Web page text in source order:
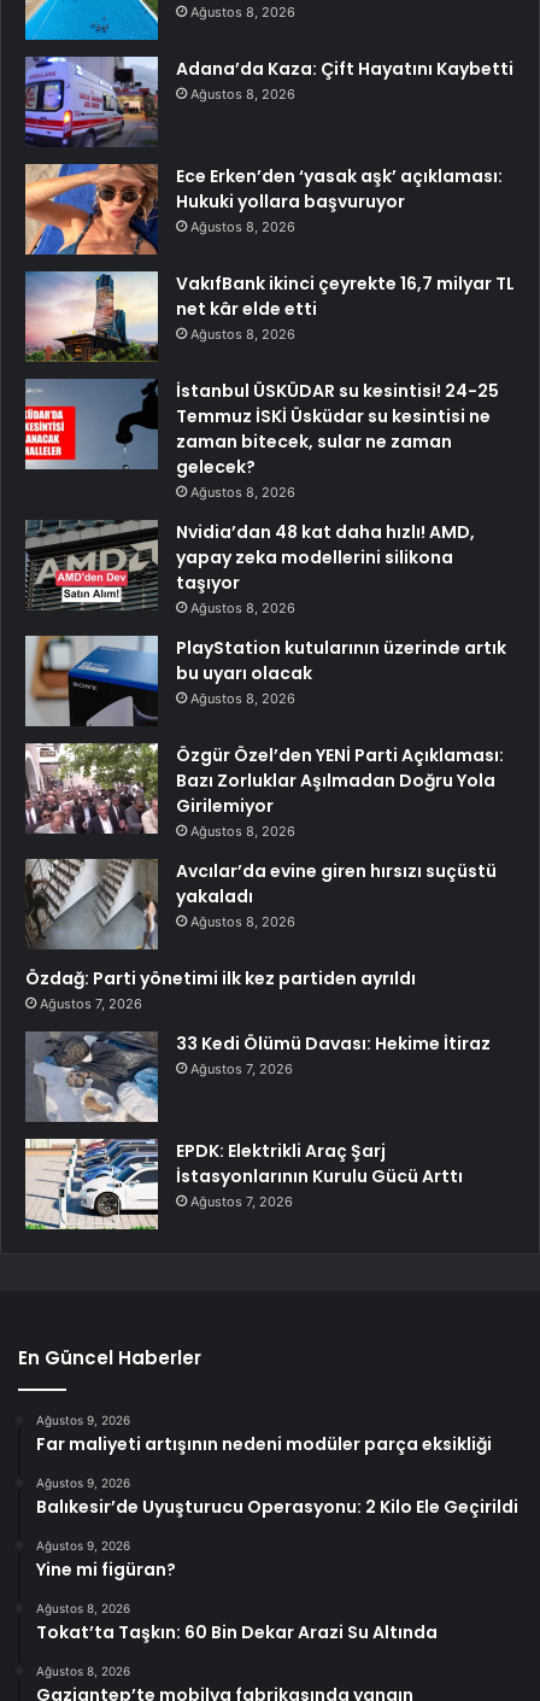
Ağustos 8, 2026
Adana’da Kaza: Çift Hayatını Kaybetti
Ağustos 8, 2026
Ece Erken’den ‘yasak aşk’ açıklaması:
Hukuki yollara başvuruyor
Ağustos 8, 2026
VakıfBank ikinci çeyrekte 16,7 milyar TL
net kâr elde etti
Ağustos 8, 2026
İstanbul ÜSKÜDAR su kesintisi! 24-25
Temmuz İSKİ Üsküdar su kesintisi ne
zaman bitecek, sular ne zaman
gelecek?
Ağustos 8, 2026
Nvidia’dan 48 kat daha hızlı! AMD,
yapay zeka modellerini silikona
taşıyor
Ağustos 8, 2026
PlayStation kutularının üzerinde artık
bu uyarı olacak
Ağustos 8, 2026
Özgür Özel’den YENİ Parti Açıklaması:
Bazı Zorluklar Aşılmadan Doğru Yola
Girilemiyor
Ağustos 8, 2026
Avcılar’da evine giren hırsızı suçüstü
yakaladı
Ağustos 8, 2026
Özdağ: Parti yönetimi ilk kez partiden ayrıldı
Ağustos 7, 2026
33 Kedi Ölümü Davası: Hekime İtiraz
Ağustos 7, 2026
EPDK: Elektrikli Araç Şarj
İstasyonlarının Kurulu Gücü Arttı
Ağustos 7, 2026
En Güncel Haberler
Ağustos 9, 2026
Far maliyeti artışının nedeni modüler parça eksikliği
Ağustos 9, 2026
Balıkesir’de Uyuşturucu Operasyonu: 2 Kilo Ele Geçirildi
Ağustos 9, 2026
Yine mi figüran?
Ağustos 8, 2026
Tokat’ta Taşkın: 60 Bin Dekar Arazi Su Altında
Ağustos 8, 2026
Gaziantep’te mobilya fabrikasında yangın